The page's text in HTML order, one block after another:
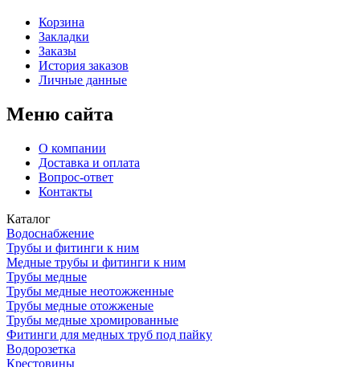
Корзина
Закладки
Заказы
История заказов
Личные данные
Меню сайта
О компании
Доставка и оплата
Вопрос-ответ
Контакты
Каталог
Водоснабжение
Трубы и фитинги к ним
Медные трубы и фитинги к ним
Трубы медные
Трубы медные неотожженные
Трубы медные отожженые
Трубы медные хромированные
Фитинги для медных труб под пайку
Водорозетка
Крестовины